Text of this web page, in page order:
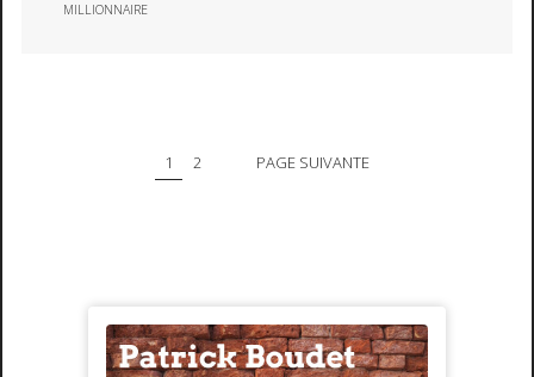
MILLIONNAIRE
1 2 PAGE SUIVANTE